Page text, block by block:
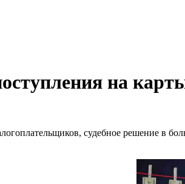
на
судебное решение в